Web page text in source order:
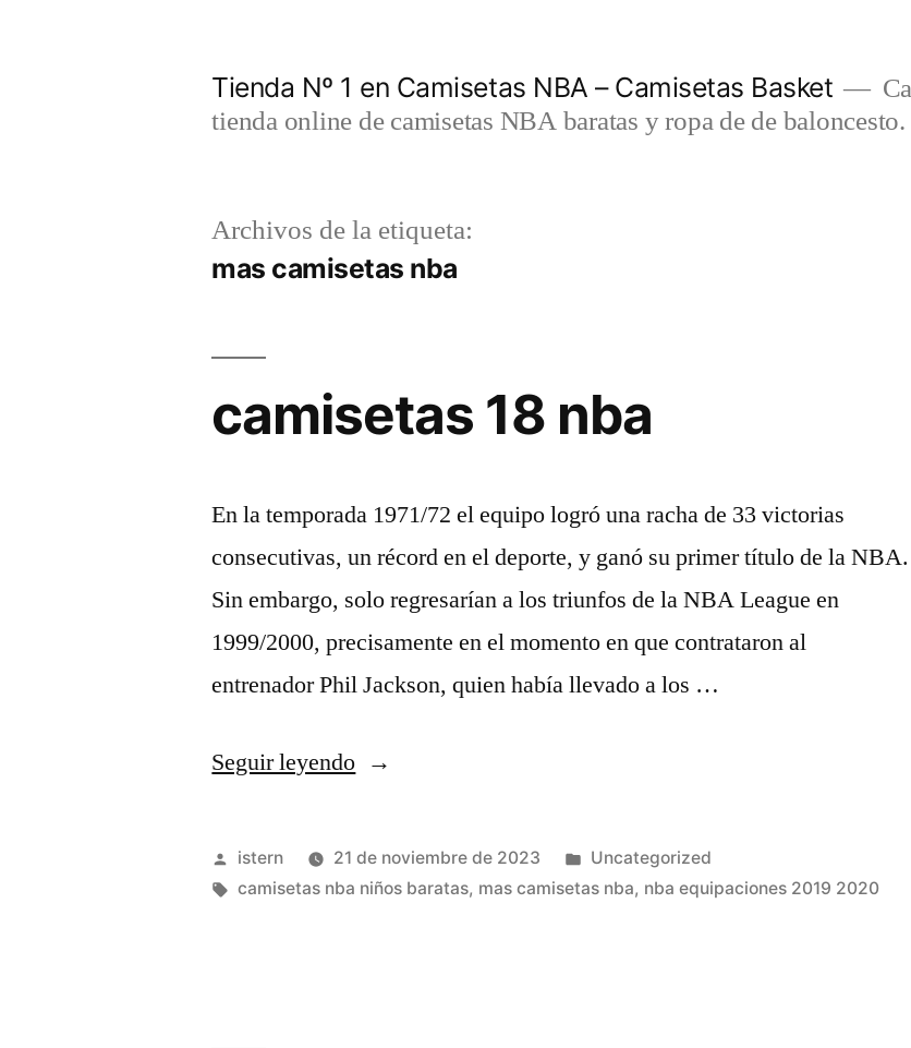
Tienda Nº 1 en Camisetas NBA – Camisetas Basket
tienda online de camisetas NBA baratas y ropa de de baloncesto.
Archivos de la etiqueta:
mas camisetas nba
camisetas 18 nba
En la temporada 1971/72 el equipo logró una racha de 33 victorias
consecutivas, un récord en el deporte, y ganó su primer título de la NBA.
Sin embargo, solo regresarían a los triunfos de la NBA League en
1999/2000, precisamente en el momento en que contrataron al
entrenador Phil Jackson, quien había llevado a los …
Seguir leyendo«camisetas
nba»
Publicado
por
istern 21 de noviembre de 2023
Publicado
en
Uncategorized
Etiquetas:
camisetas nba niños baratas, mas camisetas nba, nba equipaciones 2019 2020